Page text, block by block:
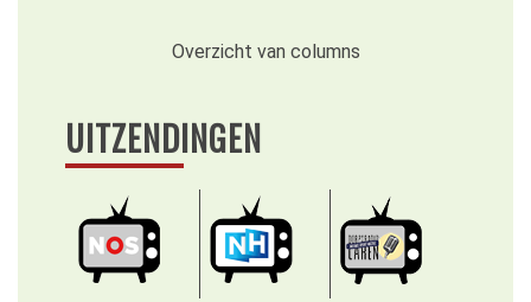
Overzicht van columns
UITZENDINGEN